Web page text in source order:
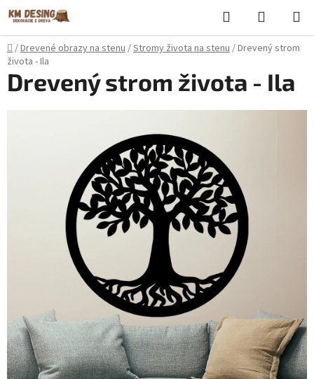
Prejsť
na
obsah
Hľadať
KOŠÍK
Domov
/Drevené obrazy na stenu/Stromy života na stenu/Drevený strom
života - Ila
Drevený strom života - Ila